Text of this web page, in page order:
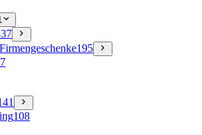
195
108